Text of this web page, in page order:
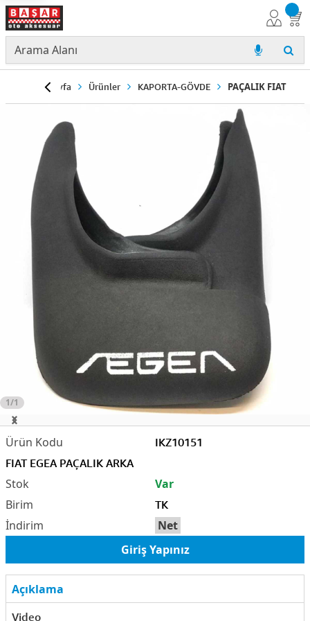
Anasayfa Ürünler KAPORTA-GÖVDE PAÇALIK FIAT
1/1
IKZ10151
FIAT EGEA PAÇALIK ARKA
TK
Net
Var
Giriş Yapınız
Açıklama
Video